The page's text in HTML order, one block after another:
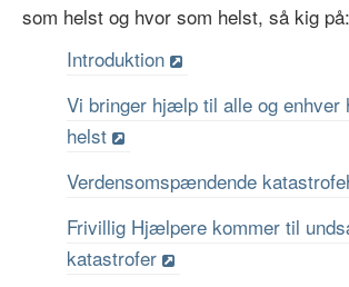
som helst og hvor som helst, så kig på:
Introduktion
Vi bringer hjælp til alle og enhver
helst
Verdensomspændende
Frivillig Hjælpere kommer til
katastrofer